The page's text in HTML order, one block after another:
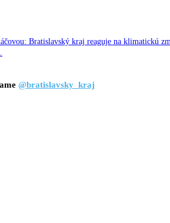
Bratislavský kraj reaguje na klimatickú
@bratislavsky_kraj